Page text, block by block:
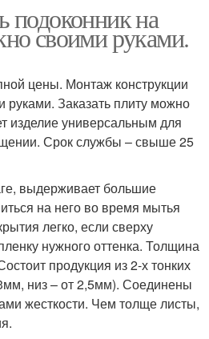
подоконник на
своими руками.
цены. Монтаж конструкции
руками. Заказать плиту можно
изделие универсальным для
Срок службы – свыше 25
выдерживает большие
на него во время мытья
легко, если сверху
нужного оттенка. Толщина
продукция из 2-х тонких
низ – от 2,5мм). Соединены
жесткости. Чем толще листы,